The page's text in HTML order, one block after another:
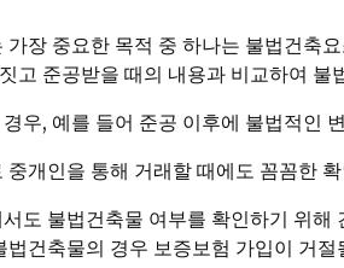
가장 중요한 목적 중 하나는 불법건축
고 준공받을 때의 내용과 비교하여
우, 예를 들어 준공 이후에 불법적인
중개인을 통해 거래할 때에도 꼼꼼한
도 불법건축물 여부를 확인하기 위
법건축물의 경우 보증보험 가입이 거절